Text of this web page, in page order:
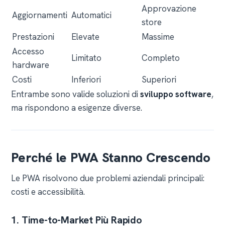
Aggiornamenti Automatici
Approvazione
store
Prestazioni
Elevate
Massime
Accesso
hardware
Limitato
Completo
Costi
Inferiori
Superiori
Entrambe sono valide soluzioni disviluppo software,
ma rispondono a esigenze diverse.
Perché le PWA Stanno Crescendo
Le PWA risolvono due problemi aziendali principali:
costi e accessibilità.
1. Time-to-Market Più Rapido